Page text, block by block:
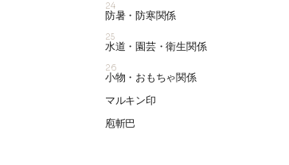
24
防暑・防寒関係
25
水道・園芸・衛生関係
26
小物・おもちゃ関係
マルキン印
庖斬巴